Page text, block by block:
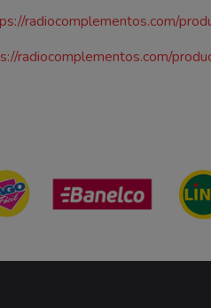
radiocomplementos.com/
radiocomplementos.com/